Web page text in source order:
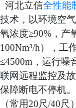
河北立信全性能
技术，以环境空
氧浓度≥90%，产
100Nm³/h），
≤4500m，运行噪
联网远程监控及
保障断电不停机
（常用20尺/40